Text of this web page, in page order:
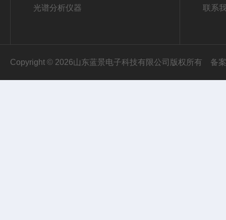
光谱分析仪器 联系
Copyright © 2026山东蓝景电子科技有限公司版权所有 备